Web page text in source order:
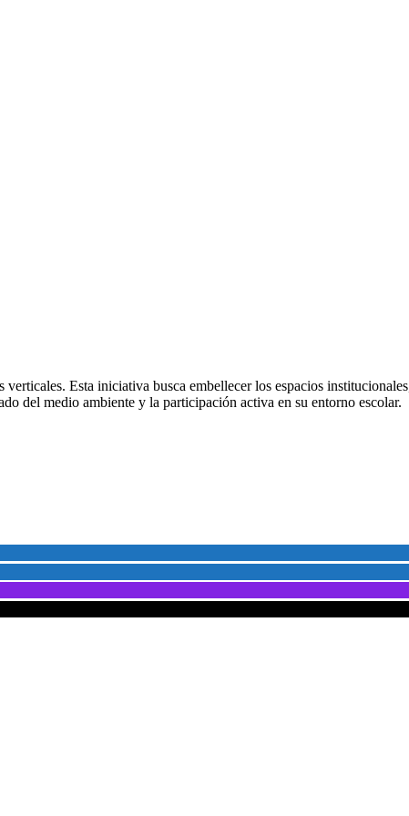
Esta iniciativa busca embellecer los espacios
del medio ambiente y la participación activa en su entorno escolar.